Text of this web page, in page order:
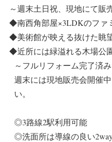
～週末土日祝、現地にて販
◆南西角部屋×3LDKのファ
◆美術館が映える抜けた眺
◆近所には緑溢れる木場公
～フルリフォーム完了済
週末には現地販売会開催
い。
◎3路線2駅利用可能
◎洗面所は導線の良い